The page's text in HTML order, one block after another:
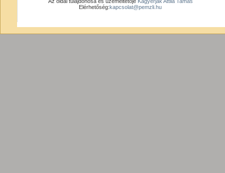
Elérhetőség:kapcsolat@pemzli.hu